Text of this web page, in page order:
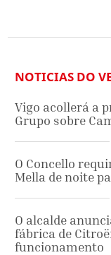
NOTICIAS DO
Vigo acollerá a
Grupo sobre
O Concello
Mella de noite
O alcalde
fábrica de
funcionamento